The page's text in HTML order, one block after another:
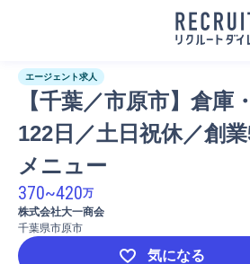
エージェント求人
【千葉／市原市】倉
122日／土日祝休／創
メニュー
370~420万
株式会社大一商会
千葉県市原市
気になる